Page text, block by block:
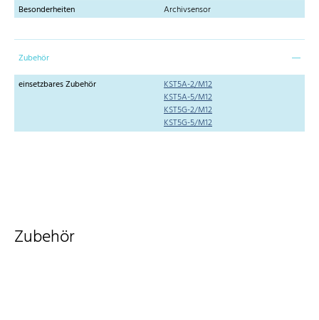
Besonderheiten
Archivsensor
Zubehör
einsetzbares Zubehör
KST5A-2/M12
KST5A-5/M12
KST5G-2/M12
KST5G-5/M12
Zubehör